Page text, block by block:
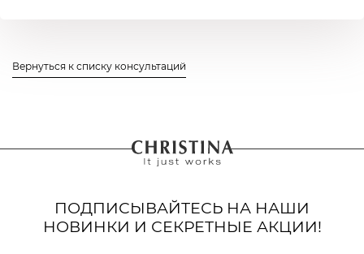
Вернуться к списку консультаций
ПОДПИСЫВАЙТЕСЬ НА НАШИ
НОВИНКИ И СЕКРЕТНЫЕ АКЦИИ!